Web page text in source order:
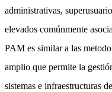
administrativas,
elevados comúnmente
PAM es similar a las
amplio que permite la
sistemas e infraestructuras